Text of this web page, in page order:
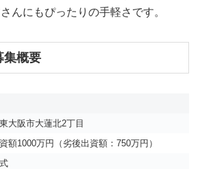
んにもぴったりの手軽さです。
集概要
大阪市大蓮北2丁目
額1000万円（劣後出資額：750万円）